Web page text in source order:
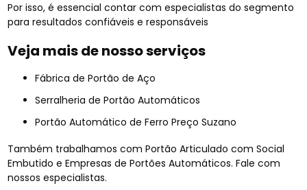
Por isso, é essencial contar com especialistas do segmento
para resultados confiáveis e responsáveis
Veja mais de nosso serviços
Fábrica de Portão de Aço
Serralheria de Portão Automáticos
Portão Automático de Ferro Preço Suzano
Também trabalhamos com Portão Articulado com Social
Embutido e Empresas de Portões Automáticos. Fale com
nossos especialistas.